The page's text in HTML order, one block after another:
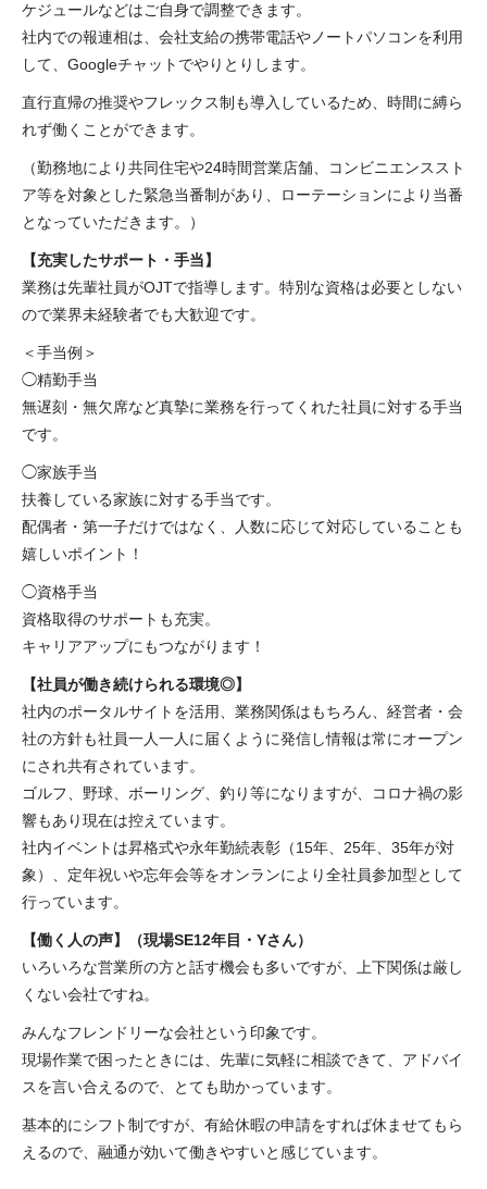
ケジュールなどはご自身で調整できます。
社内での報連相は、会社支給の携帯電話やノートパソコンを利用
して、Googleチャットでやりとりします。
直行直帰の推奨やフレックス制も導入しているため、時間に縛ら
れず働くことができます。
（勤務地により共同住宅や24時間営業店舗、コンビニエンススト
ア等を対象とした緊急当番制があり、ローテーションにより当番
となっていただきます。）
【充実したサポート・手当】
業務は先輩社員がOJTで指導します。特別な資格は必要としない
ので業界未経験者でも大歓迎です。
＜手当例＞
◯精勤手当
無遅刻・無欠席など真摯に業務を行ってくれた社員に対する手当
です。
◯家族手当
扶養している家族に対する手当です。
配偶者・第一子だけではなく、人数に応じて対応していることも
嬉しいポイント！
◯資格手当
資格取得のサポートも充実。
キャリアアップにもつながります！
【社員が働き続けられる環境◎】
社内のポータルサイトを活用、業務関係はもちろん、経営者・会
社の方針も社員一人一人に届くように発信し情報は常にオープン
にされ共有されています。
ゴルフ、野球、ボーリング、釣り等になりますが、コロナ禍の影
響もあり現在は控えています。
社内イベントは昇格式や永年勤続表彰（15年、25年、35年が対
象）、定年祝いや忘年会等をオンランにより全社員参加型として
行っています。
【働く人の声】（現場SE12年目・Yさん）
いろいろな営業所の方と話す機会も多いですが、上下関係は厳し
くない会社ですね。
みんなフレンドリーな会社という印象です。
現場作業で困ったときには、先輩に気軽に相談できて、アドバイ
スを言い合えるので、とても助かっています。
基本的にシフト制ですが、有給休暇の申請をすれば休ませてもら
えるので、融通が効いて働きやすいと感じています。